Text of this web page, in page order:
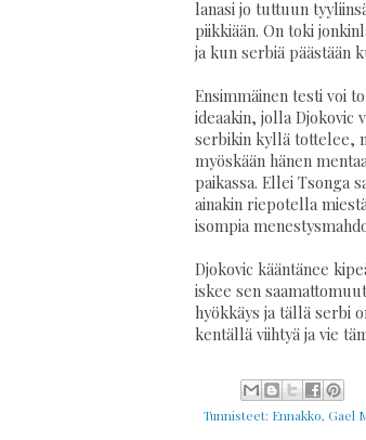
lanasi jo tuttuun
piikkiään. On toki
ja kun serbiä päästään
Ensimmäinen testi voi
ideaakin, jolla Djokovic
serbikin kyllä tottelee,
myöskään hänen
paikassa. Ellei Tsonga
ainakin riepotella
isompia
Djokovic kääntänee
iskee sen
hyökkäys ja tällä serbi
kentällä viihtyä ja vie
Tunnisteet: Ennakko, Gael